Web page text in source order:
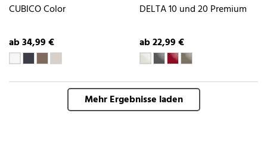
CUBICO Color
ab 34,99 €
DELTA 10 und 20 Premium
ab 22,99 €
Mehr Ergebnisse laden